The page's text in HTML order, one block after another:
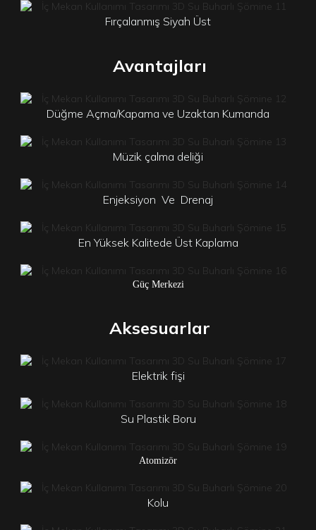
Fırçalanmış Siyah Üst
Avantajları
Düğme Açma/Kapama ve Uzaktan Kumanda
Müzik çalma deliği
Enjeksiyon Ve Drenaj
En Yüksek Kalitede Üst Kaplama
Güç Merkezi
Aksesuarlar
Elektrik fişi
Su Plastik Boru
Atomizör
Kolu